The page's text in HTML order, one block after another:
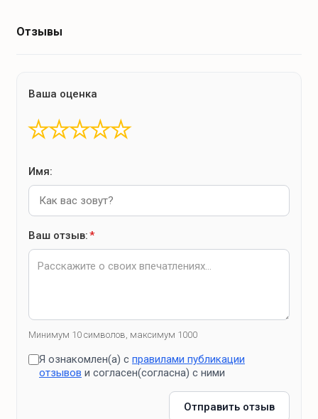
Отзывы
Ваша оценка
★
★
★
★
★
Имя:
Ваш отзыв:*
Минимум 10 символов, максимум 1000
Я ознакомлен(а) с правилами публикации
отзывов и согласен(согласна) с ними
Отправить отзыв